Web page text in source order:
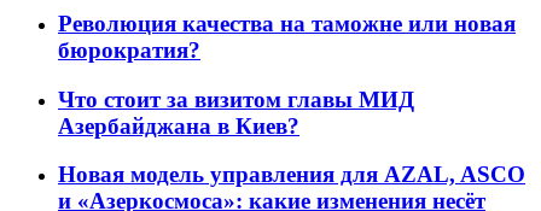
Революция качества на таможне или новая
бюрократия?
Что стоит за визитом главы МИД
Азербайджана в Киев?
Новая модель управления для AZAL, ASCO
и «Азеркосмоса»: какие изменения несёт